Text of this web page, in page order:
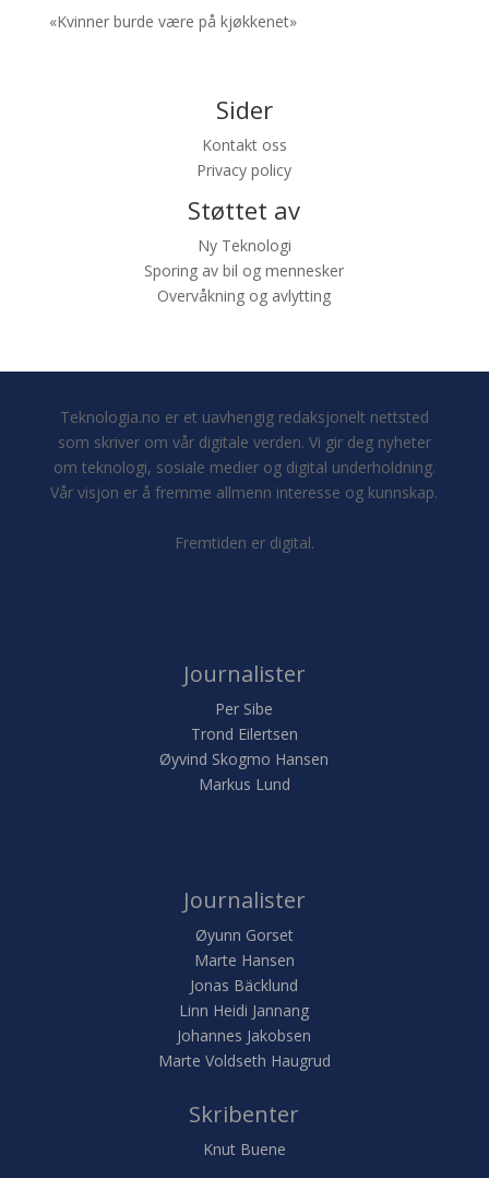
«Kvinner burde være på kjøkkenet»
Sider
Kontakt oss
Privacy policy
Støttet av
Ny Teknologi
Sporing av bil og mennesker
Overvåkning og avlytting
Teknologia.no er et uavhengig redaksjonelt nettsted
som skriver om vår digitale verden. Vi gir deg nyheter
om teknologi, sosiale medier og digital underholdning.
Vår visjon er å fremme allmenn interesse og kunnskap.
Fremtiden er digital.
Journalister
Per Sibe
Trond Eilertsen
Øyvind Skogmo Hansen
Markus Lund
Journalister
Øyunn Gorset
Marte Hansen
Jonas Bäcklund
Linn Heidi Jannang
Johannes Jakobsen
Marte Voldseth Haugrud
Skribenter
Knut Buene